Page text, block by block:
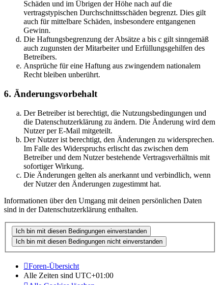
Schäden und im Übrigen der Höhe nach auf die
vertragstypischen Durchschnittsschäden begrenzt. Dies gilt
auch für mittelbare Schäden, insbesondere entgangenen
Gewinn.
Die Haftungsbegrenzung der Absätze a bis c gilt sinngemäß
auch zugunsten der Mitarbeiter und Erfüllungsgehilfen des
Betreibers.
Ansprüche für eine Haftung aus zwingendem nationalem
Recht bleiben unberührt.
6. Änderungsvorbehalt
Der Betreiber ist berechtigt, die Nutzungsbedingungen und
die Datenschutzerklärung zu ändern. Die Änderung wird dem
Nutzer per E-Mail mitgeteilt.
Der Nutzer ist berechtigt, den Änderungen zu widersprechen.
Im Falle des Widerspruchs erlischt das zwischen dem
Betreiber und dem Nutzer bestehende Vertragsverhältnis mit
sofortiger Wirkung.
Die Änderungen gelten als anerkannt und verbindlich, wenn
der Nutzer den Änderungen zugestimmt hat.
Informationen über den Umgang mit deinen persönlichen Daten
sind in der Datenschutzerklärung enthalten.
Foren-Übersicht
Alle Zeiten sind UTC+01:00